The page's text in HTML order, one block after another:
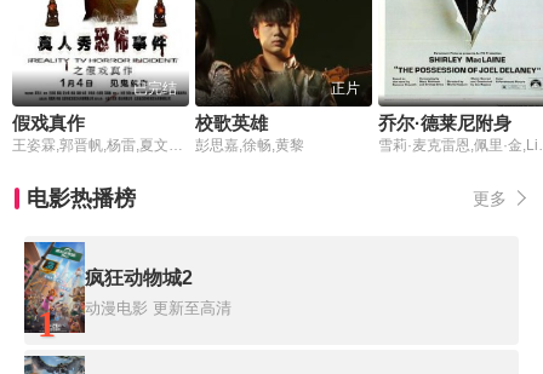
已完结
假戏真作
王姿霖,郭晋帆,杨雷,夏文晴,菊麟·朱莉,毕克辰,方星懿,马国鑫
正片
校歌英雄
彭思嘉,徐畅,黄黎
乔尔·德莱尼附身
雪莉·
电影热播榜 更多
1
疯狂动物城2
动漫电影 更新至高清